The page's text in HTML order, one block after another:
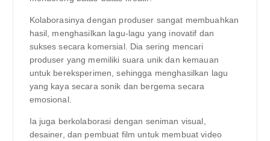
Kolaborasinya dengan produser sangat membuahkan
hasil, menghasilkan lagu-lagu yang inovatif dan
sukses secara komersial. Dia sering mencari
produser yang memiliki suara unik dan kemauan
untuk bereksperimen, sehingga menghasilkan lagu
yang kaya secara sonik dan bergema secara
emosional.
Ia juga berkolaborasi dengan seniman visual,
desainer, dan pembuat film untuk membuat video